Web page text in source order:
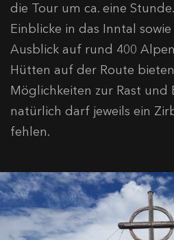
die Tour um ca. eine
Einblicke in das Inntal
Ausblick auf rund 400
Hütten auf der Route
Möglichkeiten zur Rast und
natürlich darf jeweils ein
fehlen.